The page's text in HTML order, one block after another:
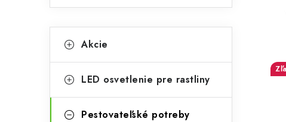
kategórie
a
e
Akcie
LED osvetlenie pre rastliny
Pestovateľské potreby